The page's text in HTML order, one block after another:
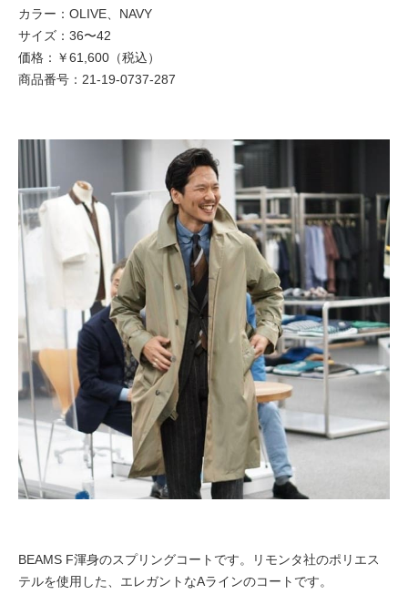
カラー：OLIVE、NAVY
サイズ：36〜42
価格：￥61,600（税込）
商品番号：21-19-0737-287
BEAMS F渾身のスプリングコートです。リモンタ社のポリエス
テルを使用した、エレガントなAラインのコートです。